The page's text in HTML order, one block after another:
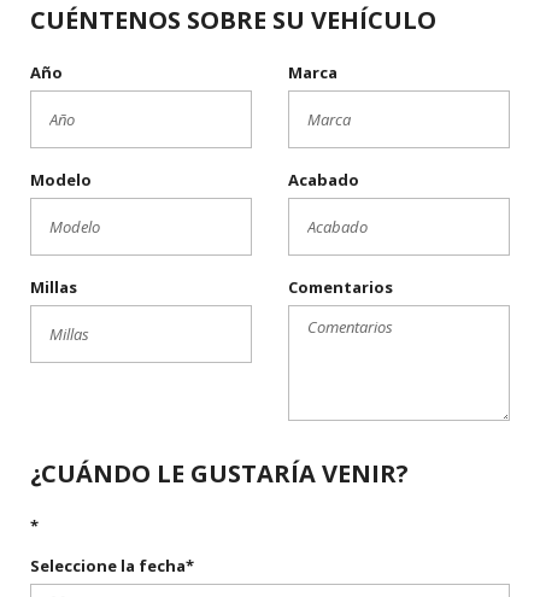
CUÉNTENOS SOBRE SU VEHÍCULO
Año Marca
Modelo Acabado
Millas Comentarios
¿CUÁNDO LE GUSTARÍA VENIR?
*
Seleccione la fecha*